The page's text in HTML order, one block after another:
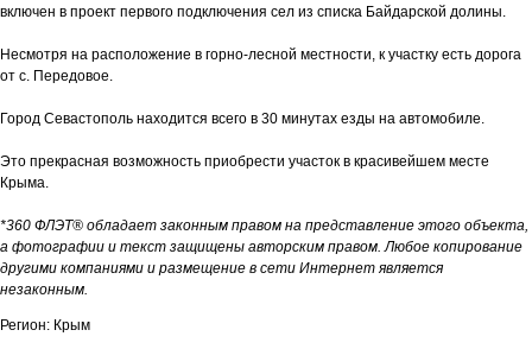
включен в проект первого подключения сел из списка Байдарской долины.
Несмотря на расположение в горно-лесной местности, к участку есть дорога
от с. Передовое.
Город Севастополь находится всего в 30 минутах езды на автомобиле.
Это прекрасная возможность приобрести участок в красивейшем месте
Крыма.
*360 ФЛЭТ® обладает законным правом на представление этого объекта,
а фотографии и текст защищены авторским правом. Любое копирование
другими компаниями и размещение в сети Интернет является
незаконным.
Регион: Крым